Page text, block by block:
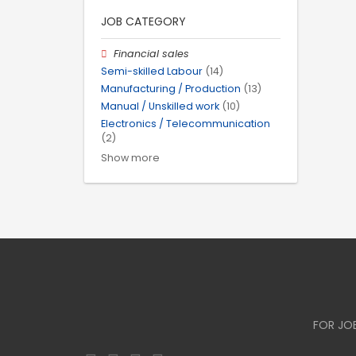
JOB CATEGORY
Financial sales
Semi-skilled Labour (14)
Manufacturing / Production (13)
Manual / Unskilled work (10)
Electronics / Telecommunication
(2)
Show more
FOR